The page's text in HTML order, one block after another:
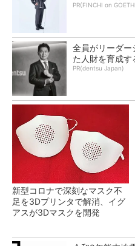
PR(FINCHI on
全員がリーダー
た人財を育成す
PR(dentsu Japan)
新型コロナで深刻なマスク不
足を3Dプリンタで解消、イグ
アスが3Dマスクを開発